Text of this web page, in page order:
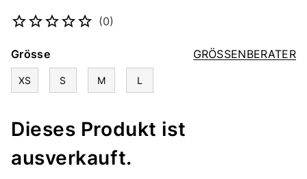
(0)
GRÖSSENBERATER
Grösse
XS S M L
Dieses Produkt ist
ausverkauft.